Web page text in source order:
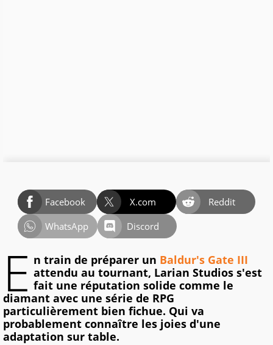
Facebook X.com
Reddit
WhatsApp
Discord
E n train de préparer un Baldur's Gate III
attendu au tournant, Larian Studios s'est
fait une réputation solide comme le
diamant avec une série de RPG
particulièrement bien fichue. Qui va
probablement connaître les joies d'une
adaptation sur table.